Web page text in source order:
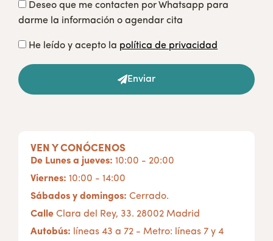
Deseo que me contacten por Whatsapp para
darme la información o agendar cita
He leído y acepto la política de privacidad
Enviar
VEN Y CONÓCENOS
De Lunes a jueves: 10:00 - 20:00
Viernes: 10:00 - 14:00
Sábados y domingos: Cerrado.
Calle Clara del Rey, 33. 28002 Madrid
Autobús: líneas 43 a 72 - Metro: líneas 7 y 4